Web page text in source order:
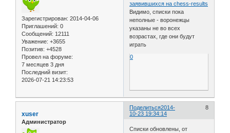
Зарегистрирован: 2014-04-06
Приглашений: 0
Сообщений: 12111
Уважение: +3655
Позитив: +4528
Провел на форуме:
7 месяцев 3 дня
Последний визит:
2026-07-21 14:23:53
заявившихся на chess-results
Видимо, списки пока
неполные - воронежцы
указаны не во всех
возрастах, где они будут
играть
0
Поделиться 8
2014-
10-23 19:34:14
xuser
Администратор
Списки обновлены, от